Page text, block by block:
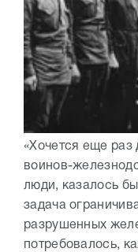
«Хочется еще
воинов-
люди, казалось
задача
разрушенных
потребовалось,